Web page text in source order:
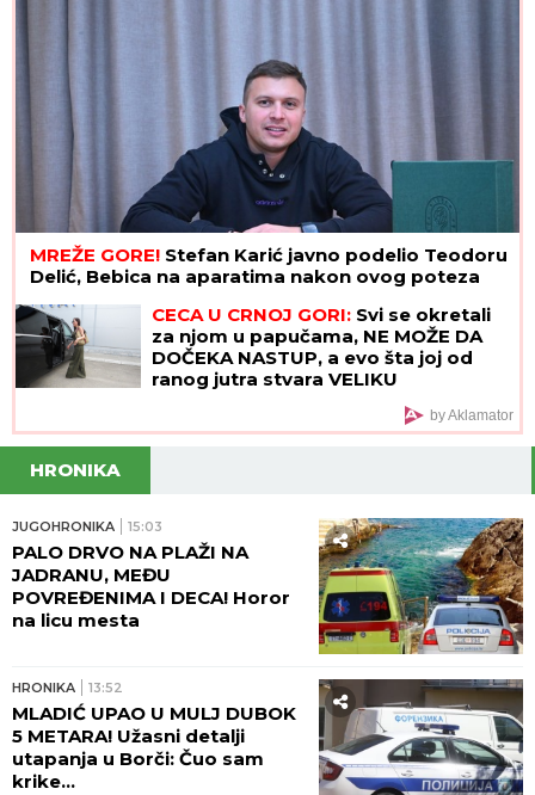
MREŽE GORE! Stefan Karić javno podelio Teodoru
Delić, Bebica na aparatima nakon ovog poteza
CECA U CRNOJ GORI: Svi se okretali
za njom u papučama, NE MOŽE DA
DOČEKA NASTUP, a evo šta joj od
ranog jutra stvara VELIKU
by Aklamator
HRONIKA
JUGOHRONIKA 15:03
PALO DRVO NA PLAŽI NA
JADRANU, MEĐU
POVREĐENIMA I DECA! Horor
na licu mesta
HRONIKA 13:52
MLADIĆ UPAO U MULJ DUBOK
5 METARA! Užasni detalji
utapanja u Borči: Čuo sam
krike...